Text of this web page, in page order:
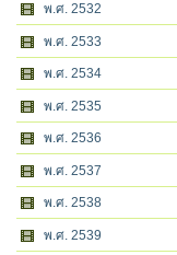
พ.ศ. 2532
พ.ศ. 2533
พ.ศ. 2534
พ.ศ. 2535
พ.ศ. 2536
พ.ศ. 2537
พ.ศ. 2538
พ.ศ. 2539